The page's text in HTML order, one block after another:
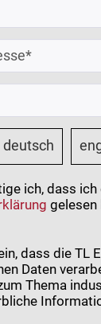
deutsch
ich, dass ich
gelesen
dass die TL
Daten
Thema